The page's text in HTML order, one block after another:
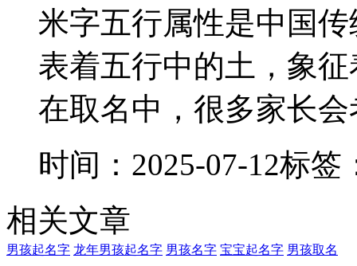
米字五行属性是中国
表着五行中的土，象
在取名中，很多家长
时间：2025-07-12标签
相关文章
男孩起名字 龙年男孩起名字 男孩名字 宝宝起名字 男孩取名